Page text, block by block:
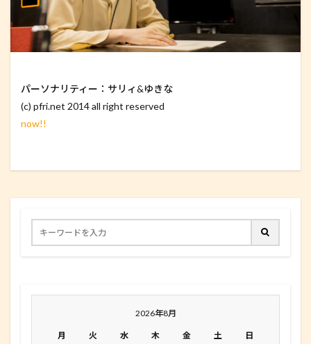
パーソナリティー：サリィ&ゆきな
(c) pfri.net 2014 all right reserved
now!!
2026年8月
月 火 水 木 金 土 日